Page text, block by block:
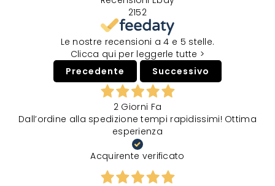
2152
Le nostre recensioni a 4 e 5 stelle.
Clicca qui per leggerle tutte >
Precedente
Successivo
2 Giorni Fa
Dall’ordine alla spedizione tempi rapidissimi! Ottima
esperienza
Acquirente verificato